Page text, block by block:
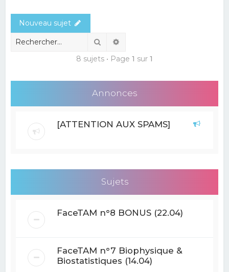
r
Nouveau sujet
Rechercher
8 sujets • Page 1 sur 1
Annonces
[ATTENTION AUX SPAMS]
Sujets
FaceTAM n°8 BONUS (22.04)
FaceTAM n°7 Biophysique &
Biostatistiques (14.04)